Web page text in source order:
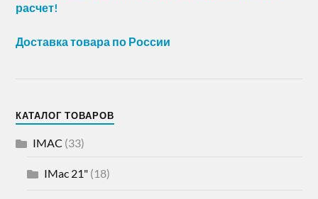
расчет!
Доставка товара по России
КАТАЛОГ ТОВАРОВ
IMAC (33)
IMac 21" (18)